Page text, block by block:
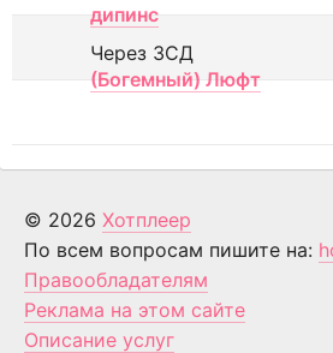
дипинс
Через ЗСД
(Богемный) Люфт
© 2026 Хотплеер
По всем вопросам пишите на:
Правообладателям
Реклама на этом сайте
Описание услуг